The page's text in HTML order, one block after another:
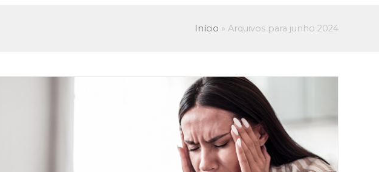
Início » Arquivos para junho 2024